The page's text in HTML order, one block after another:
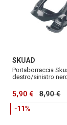
SKUAD
Portaborraccia
destro/sinistro
5,90 € 8,90 €
-11%